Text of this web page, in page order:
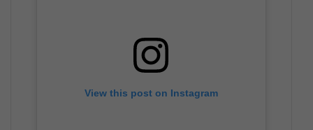
View this post on Instagram